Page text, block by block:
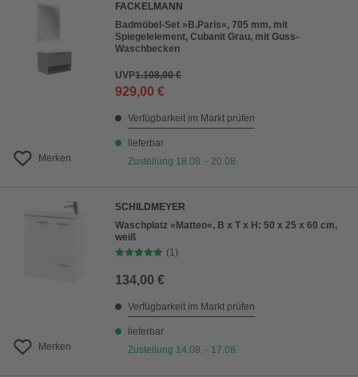
Merken
FACKELMANN
Badmöbel-Set »B.Paris«, 705 mm, mit
Spiegelelement, Cubanit Grau, mit Guss-
Waschbecken
UVP1.108,00 €
929,00 €
Verfügbarkeit im Markt prüfen
lieferbar
Zustellung 18.08. - 20.08.
Merken
SCHILDMEYER
Waschplatz »Matteo«, B x T x H: 50 x 25 x 60 cm,
weiß
(1)
134,00 €
Verfügbarkeit im Markt prüfen
lieferbar
Zustellung 14.08. - 17.08.